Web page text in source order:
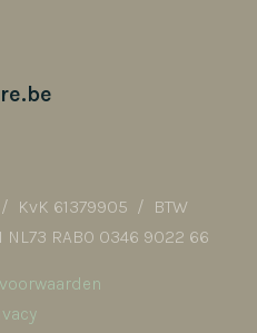
KvK 61379905 / BTW
RABO 0346 9022 66